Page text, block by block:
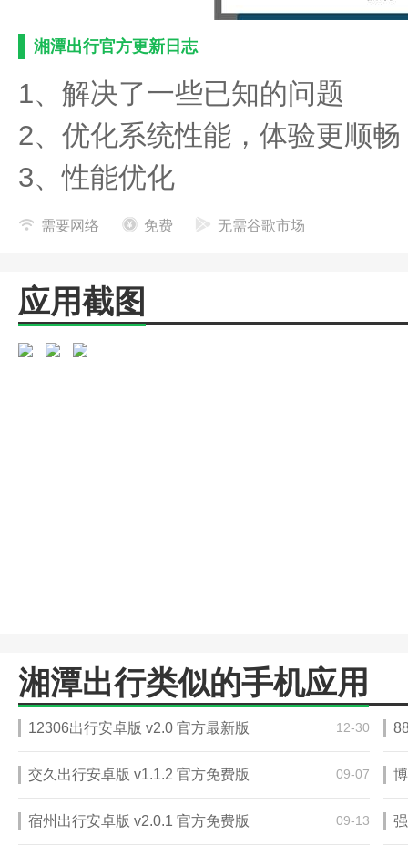
湘潭出行官方更新日志
1、解决了一些已知的问题
2、优化系统性能，体验更顺畅
3、性能优化
需要网络 免费 无需谷歌市场
应用截图
湘潭出行类似的手机应用
12306出行安卓版 v2.0 官方最新版 12-30
交久出行安卓版 v1.1.2 官方免费版 09-07
宿州出行安卓版 v2.0.1 官方免费版 09-13